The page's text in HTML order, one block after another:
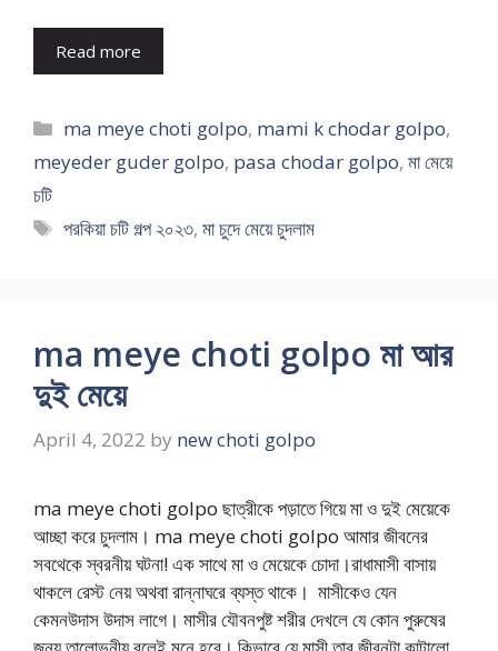
Read more
Categories
ma meye choti golpo, mami k chodar golpo,
meyeder guder golpo, pasa chodar golpo, মা মেয়ে
চটি
Tags
পরকিয়া চটি গল্প ২০২৩,মা চুদে মেয়ে চুদলাম
ma meye choti golpo মা আর
দুই মেয়ে
April 4, 2022 by new choti golpo
ma meye choti golpo ছাত্রীকে পড়াতে গিয়ে মা ও দুই মেয়েকে
আচ্ছা করে চুদলাম। ma meye choti golpo আমার জীবনের
সবথেকে স্বরনীয় ঘটনা! এক সাথে মা ও মেয়েকে চোদা।রাধামাসী বাসায়
থাকলে রেস্ট নেয় অথবা রান্নাঘরে ব্যস্ত থাকে। মাসীকেও যেন
কেমনউদাস উদাস লাগে। মাসীর যৌবনপুষ্ট শরীর দেখলে যে কোন পুরুষের